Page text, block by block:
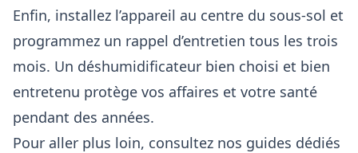
Enfin, installez l’appareil au centre du sous-sol et
programmez un rappel d’entretien tous les trois
mois. Un déshumidificateur bien choisi et bien
entretenu protège vos affaires et votre santé
pendant des années.
Pour aller plus loin, consultez nos guides dédiés